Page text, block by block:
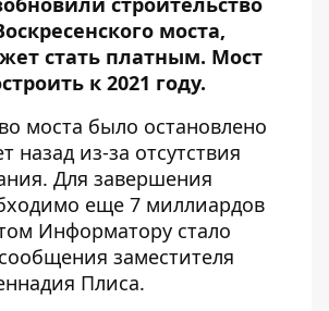
моста,
стать платным. Мост
к 2021 году.
моста было остановлено
назад из-за отсутствия
Для завершения
еще 7 миллиардов
Информатору стало
заместителя
Плиса.